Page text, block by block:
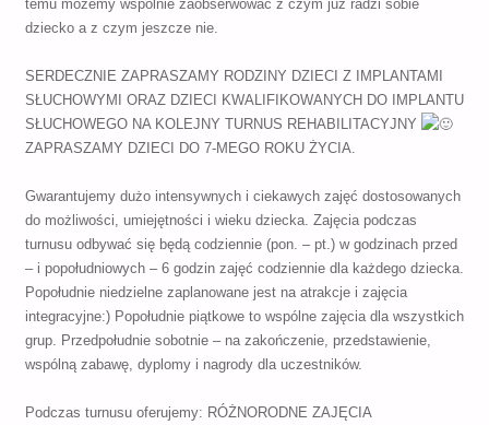
temu możemy wspólnie zaobserwować z czym już radzi sobie
dziecko a z czym jeszcze nie.
SERDECZNIE ZAPRASZAMY RODZINY DZIECI Z IMPLANTAMI
SŁUCHOWYMI ORAZ DZIECI KWALIFIKOWANYCH DO IMPLANTU
SŁUCHOWEGO NA KOLEJNY TURNUS REHABILITACYJNY
ZAPRASZAMY DZIECI DO 7-MEGO ROKU ŻYCIA.
Gwarantujemy dużo intensywnych i ciekawych zajęć dostosowanych
do możliwości, umiejętności i wieku dziecka. Zajęcia podczas
turnusu odbywać się będą codziennie (pon. – pt.) w godzinach przed
– i popołudniowych – 6 godzin zajęć codziennie dla każdego dziecka.
Popołudnie niedzielne zaplanowane jest na atrakcje i zajęcia
integracyjne:) Popołudnie piątkowe to wspólne zajęcia dla wszystkich
grup. Przedpołudnie sobotnie – na zakończenie, przedstawienie,
wspólną zabawę, dyplomy i nagrody dla uczestników.
Podczas turnusu oferujemy: RÓŻNORODNE ZAJĘCIA